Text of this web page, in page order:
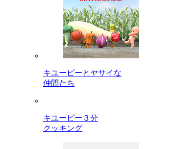
キユーピーとヤサイな
仲間たち
キユーピー３分
クッキング